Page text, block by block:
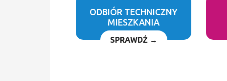
ODBIÓR TECHNICZNY
MIESZKANIA
SPRAWDŹ →